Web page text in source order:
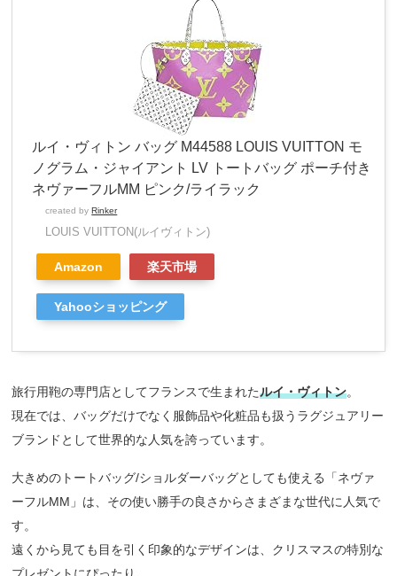
ルイ・ヴィトン バッグ M44588 LOUIS VUITTON モ
ノグラム・ジャイアント LV トートバッグ ポーチ付き
ネヴァーフルMM ピンク/ライラック
created byRinker
LOUIS VUITTON(ルイヴィトン)
Amazon 楽天市場
Yahooショッピング
旅行用鞄の専門店としてフランスで生まれたルイ・ヴィトン。
現在では、バッグだけでなく服飾品や化粧品も扱うラグジュアリー
ブランドとして世界的な人気を誇っています。
大きめのトートバッグ/ショルダーバッグとしても使える「ネヴァ
ーフルMM」は、その使い勝手の良さからさまざまな世代に人気で
す。
遠くから見ても目を引く印象的なデザインは、クリスマスの特別な
プレゼントにぴったり。